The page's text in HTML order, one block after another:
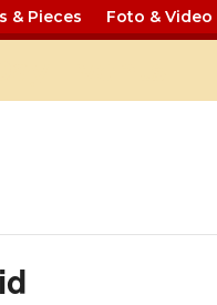
& Pieces Foto & Video